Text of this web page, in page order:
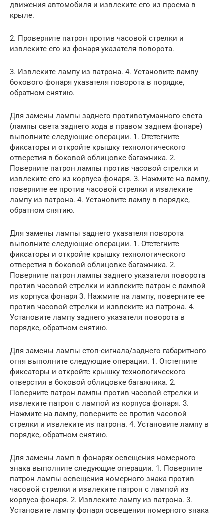
движения автомобиля и извлеките его из проема в
крыле.
2. Проверните патрон против часовой стрелки и
извлеките его из фонаря указателя поворота.
3. Извлеките лампу из патрона. 4. Установите лампу
бокового фонаря указателя поворота в порядке,
обратном снятию.
Для замены лампы заднего противотуманного света
(лампы света заднего хода в правом заднем фонаре)
выполните следующие операции. 1. Отстегните
фиксаторы и откройте крышку технологического
отверстия в боковой облицовке багажника. 2.
Поверните патрон лампы против часовой стрелки и
извлеките его из корпуса фонаря. 3. Нажмите на лампу,
поверните ее против часовой стрелки и извлеките
лампу из патрона. 4. Установите лампу в порядке,
обратном снятию.
Для замены лампы заднего указателя поворота
выполните следующие операции. 1. Отстегните
фиксаторы и откройте крышку технологического
отверстия в боковой облицовке багажника. 2.
Поверните патрон лампы заднего указателя поворота
против часовой стрелки и извлеките патрон с лампой
из корпуса фонаря 3. Нажмите на лампу, поверните ее
против часовой стрелки и извлеките из патрона. 4.
Установите лампу заднего указателя поворота в
порядке, обратном снятию.
Для замены лампы стоп-сигнала/заднего габаритного
огня выполните следующие операции. 1. Отстегните
фиксаторы и откройте крышку технологического
отверстия в боковой облицовке багажника. 2.
Поверните патрон лампы против часовой стрелки и
извлеките патрон с лампой из корпуса фонаря. 3.
Нажмите на лампу, поверните ее против часовой
стрелки и извлеките из патрона. 4. Установите лампу в
порядке, обратном снятию.
Для замены ламп в фонарях освещения номерного
знака выполните следующие операции. 1. Поверните
патрон лампы освещения номерного знака против
часовой стрелки и извлеките патрон с лампой из
корпуса фонаря. 2. Извлеките лампу из патрона. 3.
Установите лампу фонаря освещения номерного знака